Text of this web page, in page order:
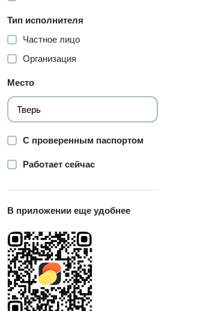
Тип исполнителя
Частное лицо
Организация
Место
С проверенным паспортом
Работает сейчас
В приложении еще удобнее